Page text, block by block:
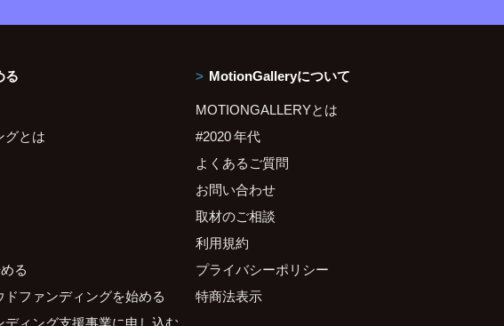
る
グとは
る
ファンディングを始める
ィング支援事業に申し込む
MotionGalleryについて
MOTIONGALLERYとは
#2020 年代
よくあるご質問
お問い合わせ
取材のご相談
利用規約
プライバシーポリシー
特商法表示